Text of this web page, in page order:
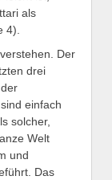
als
4).
Der
drei
einfach
solcher,
Welt
und
Das